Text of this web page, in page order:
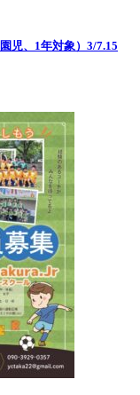
児、1年対象）3/7.15